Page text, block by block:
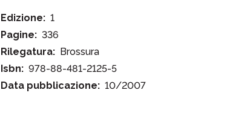
Edizione: 1
Pagine: 336
Rilegatura: Brossura
Isbn: 978-88-481-2125-5
Data pubblicazione: 10/2007